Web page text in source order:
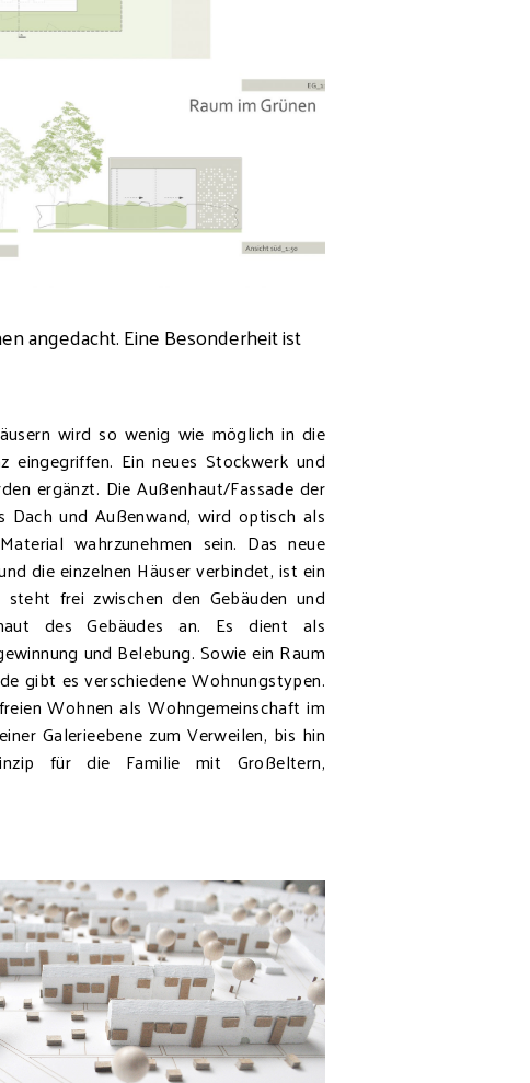
angedacht. Eine Besonderheit ist
wird so wenig wie möglich in die
eingegriffen. Ein neues Stockwerk und
ergänzt. Die Außenhaut/Fassade der
Dach und Außenwand, wird optisch als
wahrzunehmen sein. Das neue
die einzelnen Häuser verbindet, ist ein
frei zwischen den Gebäuden und
des Gebäudes an. Es dient als
und Belebung. Sowie ein Raum
gibt es verschiedene Wohnungstypen.
Wohnen als Wohngemeinschaft im
Galerieebene zum Verweilen, bis hin
für die Familie mit Großeltern,